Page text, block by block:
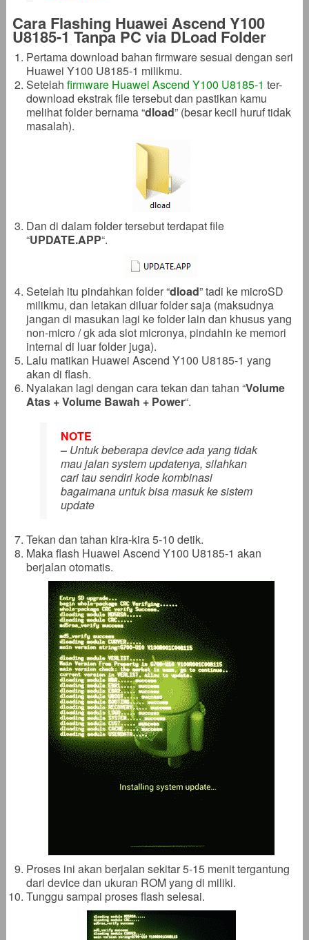
Cara Flashing Huawei Ascend Y100
U8185-1 Tanpa PC via DLoad Folder
Pertama download bahan firmware sesuai dengan seri
Huawei Y100 U8185-1 milikmu.
Setelah firmware Huawei Ascend Y100 U8185-1 ter-
download ekstrak file tersebut dan pastikan kamu
melihat folder bernama “dload” (besar kecil huruf tidak
masalah).
Dan di dalam folder tersebut terdapat file
“UPDATE.APP“.
Setelah itu pindahkan folder “dload” tadi ke microSD
milikmu, dan letakan diluar folder saja (maksudnya
jangan di masukan lagi ke folder lain dan khusus yang
non-micro / gk ada slot micronya, pindahin ke memori
internal di luar folder juga).
Lalu matikan Huawei Ascend Y100 U8185-1 yang
akan di flash.
Nyalakan lagi dengan cara tekan dan tahan “Volume
Atas + Volume Bawah + Power“.
NOTE
– Untuk beberapa device ada yang tidak
mau jalan system updatenya, silahkan
cari tau sendiri kode kombinasi
bagaimana untuk bisa masuk ke sistem
update
Tekan dan tahan kira-kira 5-10 detik.
Maka flash Huawei Ascend Y100 U8185-1 akan
berjalan otomatis.
Proses ini akan berjalan sekitar 5-15 menit tergantung
dari device dan ukuran ROM yang di miliki.
Tunggu sampai proses flash selesai.